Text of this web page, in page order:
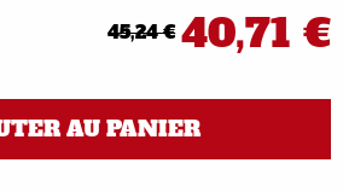
45,24 € 40,71 €
AU PANIER